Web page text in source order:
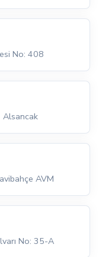
No: 408
Alsancak
AVM
No: 35-A